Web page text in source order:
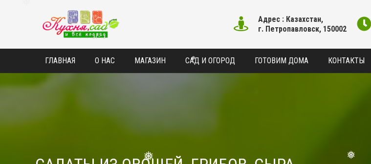
❅
Адрес : Казахстан,
г. Петропавловск, 150002
ГЛАВНАЯ О НАС МАГАЗИН САД И ОГОРОД ГОТОВИМ ДОМА КОНТАКТЫ